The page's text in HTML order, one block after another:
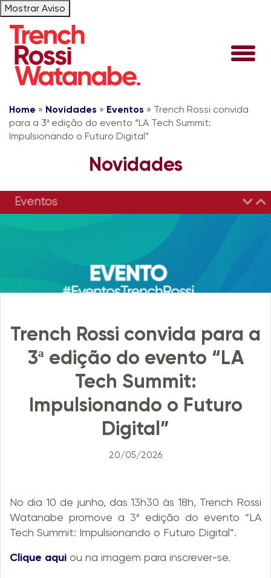
Mostrar Aviso
Home » Novidades » Eventos » Trench Rossi convida
para a 3ª edição do evento “LA Tech Summit:
Impulsionando o Futuro Digital”
Novidades
Eventos
Trench Rossi convida para a
3ª edição do evento “LA
Tech Summit:
Impulsionando o Futuro
Digital”
20/05/2026
No dia 10 de junho, das 13h30 às 18h, Trench Rossi
Watanabe promove a 3ª edição do evento “LA
Tech Summit: Impulsionando o Futuro Digital”.
Clique aqui ou na imagem para inscrever-se.